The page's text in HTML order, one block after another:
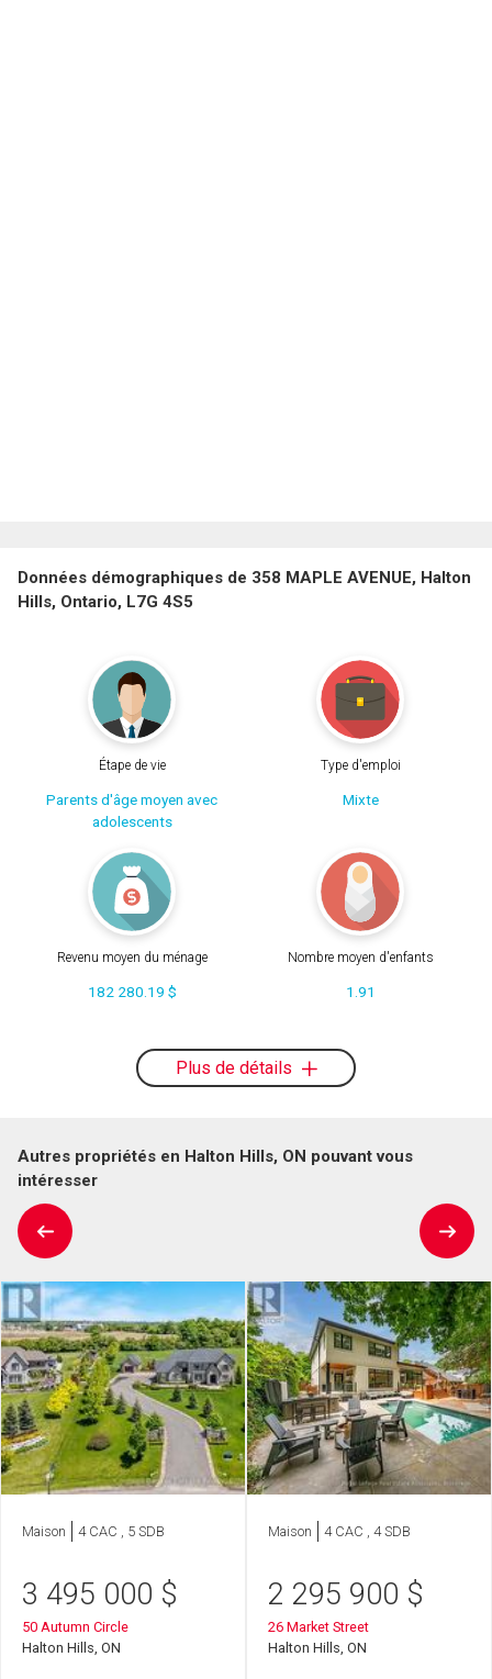
Données démographiques de 358 MAPLE AVENUE, Halton
Hills, Ontario, L7G 4S5
Étape de vie
Parents d'âge moyen avec
adolescents
Type d'emploi
Mixte
Revenu moyen du ménage
182 280.19 $
Nombre moyen d'enfants
1.91
Plus de détails
Autres propriétés en Halton Hills, ON pouvant vous
intéresser
Maison 4 CAC , 5 SDB
3 495 000 $
50 Autumn Circle
Halton Hills, ON
Maison 4 CAC , 4 SDB
2 295 900 $
26 Market Street
Halton Hills, ON